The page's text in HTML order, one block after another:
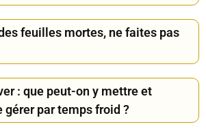
feuilles mortes, ne faites pas
: que peut-on y mettre et
par temps froid ?